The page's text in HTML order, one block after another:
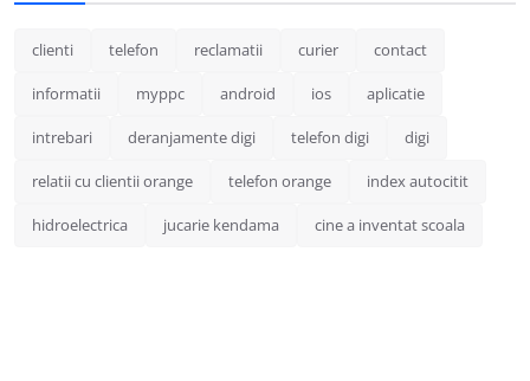
clienti telefon reclamatii curier contact
informatii myppc android ios aplicatie
intrebari deranjamente digi telefon digi digi
relatii cu clientii orange telefon orange index autocitit
hidroelectrica jucarie kendama cine a inventat scoala